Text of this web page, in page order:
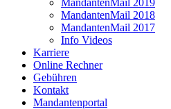
MandantenMail 2019
MandantenMail 2018
MandantenMail 2017
Info Videos
Karriere
Online Rechner
Gebühren
Kontakt
Mandantenportal